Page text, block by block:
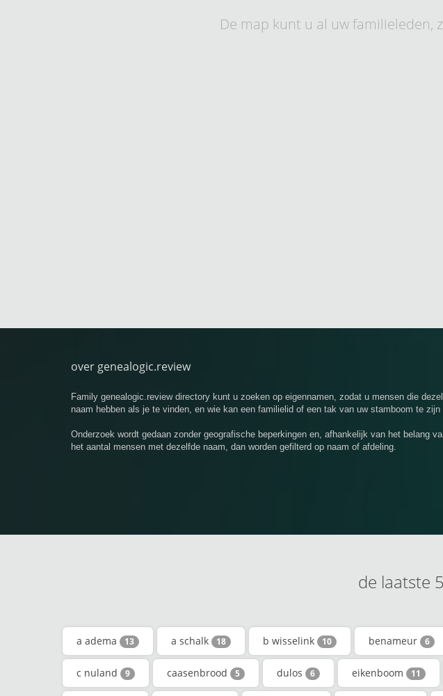
De map kunt u al uw familieleden,
over genealogic.review
Family genealogic.review directory kunt u zoeken op eigennamen, zodat u mensen die
naam hebben als je te vinden, en wie kan een familielid of een tak van uw stamboom te zijn
Onderzoek wordt gedaan zonder geografische beperkingen en, afhankelijk van het belang
het aantal mensen met dezelfde naam, dan worden gefilterd op naam of afdeling.
de laatste
a adema 13 a schalk 18 b wisselink 10 benameur 6
c nuland 9 caasenbrood 5 dulos 6 eikenboom 11